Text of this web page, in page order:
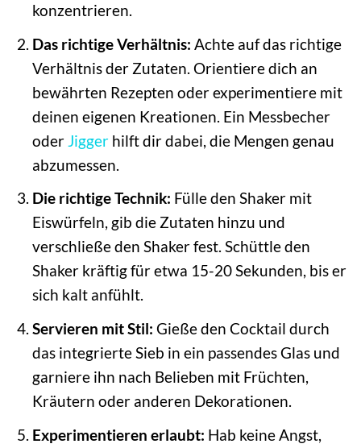
konzentrieren.
Das richtige Verhältnis: Achte auf das richtige
Verhältnis der Zutaten. Orientiere dich an
bewährten Rezepten oder experimentiere mit
deinen eigenen Kreationen. Ein Messbecher
oder Jiggerhilft dir dabei, die Mengen genau
abzumessen.
Die richtige Technik: Fülle den Shaker mit
Eiswürfeln, gib die Zutaten hinzu und
verschließe den Shaker fest. Schüttle den
Shaker kräftig für etwa 15-20 Sekunden, bis er
sich kalt anfühlt.
Servieren mit Stil: Gieße den Cocktail durch
das integrierte Sieb in ein passendes Glas und
garniere ihn nach Belieben mit Früchten,
Kräutern oder anderen Dekorationen.
Experimentieren erlaubt: Hab keine Angst,